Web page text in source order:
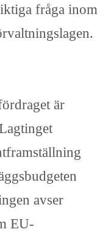
fråga inom
är
avser
EU-